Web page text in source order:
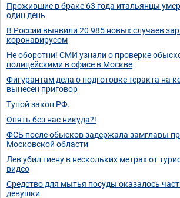
Прожившие в браке 63 года итальянцы
один день
В России выявили 20 985 новых случаев
коронавирусом
Не оборотни! СМИ узнали о проверке
полицейскими в офисе в Москве
Фигурантам дела о подготовке теракта на
вынесен приговор
Тупой закон РФ.
Опять без нас никуда?!
ФСБ после обысков задержала замглавы
Московской области
Лев убил гиену в нескольких метрах от
видео
Средство для мытья посуды оказалось
девушки